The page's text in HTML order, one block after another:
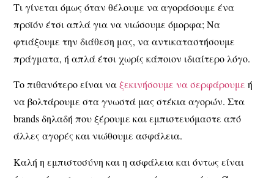
Τι γίνεται όμως όταν θέλουμε να αγοράσουμε ένα
προϊόν έτσι απλά για να νιώσουμε όμορφα; Να
φτιάξουμε την διάθεση μας, να αντικαταστήσουμε
πράγματα, ή απλά έτσι χωρίς κάποιον ιδιαίτερο λόγο.
Το πιθανότερο είναι ναξεκινήσουμε να σερφάρουμε ή
να βολτάρουμε στα γνωστά μας στέκια αγορών. Στα
brands δηλαδή που ξέρουμε και εμπιστευόμαστε από
άλλες αγορές και νιώθουμε ασφάλεια.
Καλή η εμπιστοσύνη και η ασφάλεια και όντως είναι